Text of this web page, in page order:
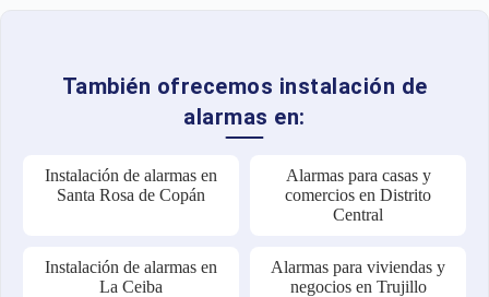
También ofrecemos instalación de
alarmas en:
Instalación de alarmas en
Santa Rosa de Copán
Alarmas para casas y
comercios en Distrito
Central
Instalación de alarmas en
La Ceiba
Alarmas para viviendas y
negocios en Trujillo